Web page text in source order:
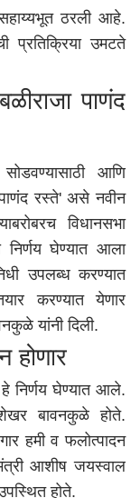
ठरली आहे.
प्रतिक्रिया उमटते
पाणंद
आणि
पाणंद रस्ते' असे नवीन
विधानसभा
निर्णय घेण्यात आला
उपलब्ध करण्यात
करण्यात येणार
यांनी दिली.
होणार
निर्णय घेण्यात आले.
बावनकुळे होते.
हमी व फलोत्पादन
आशीष जयस्वाल
होते.